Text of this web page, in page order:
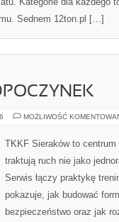
Sednem 12ton.pl […]
MOŻLIWOŚĆ
TKKF Sieraków to
traktują ruch nie jako
Serwis łączy praktykę
pokazuje, jak budować
bezpieczeństwo oraz jak